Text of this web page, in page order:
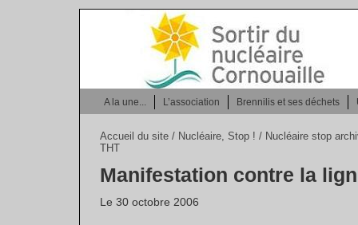
A la une... L’association Brennilis et ses déchets
Accueil du site / Nucléaire, Stop ! / Nucléaire stop
THT
Manifestation contre la
Le 30 octobre 2006